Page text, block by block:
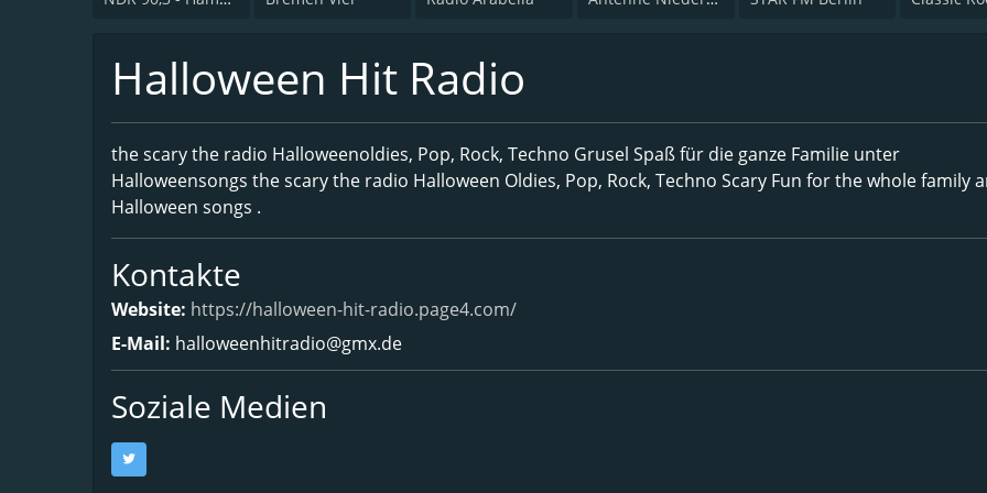
Halloween Hit Radio
the scary the radio Halloweenoldies, Pop, Rock, Techno Grusel Spaß für die ganze Familie unter
Halloweensongs the scary the radio Halloween Oldies, Pop, Rock, Techno Scary Fun for the whole family
Halloween songs .
Kontakte
Website: https://halloween-hit-radio.page4.com/
E-Mail: halloweenhitradio@gmx.de
Soziale Medien